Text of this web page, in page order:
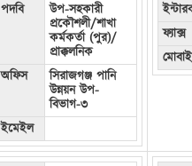
পদবি
উপ-সহকারী
প্রকৌশলী/শাখা
কর্মকর্তা (পুর)/
প্রাক্কলনিক
অফিস
সিরাজগঞ্জ পানি
উন্নয়ন উপ-
বিভাগ-৩
ইমেইল
ফ্যাক্স